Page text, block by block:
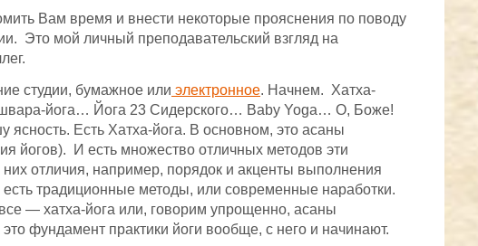
Вам время и внести некоторые прояснения по поводу
Это мой личный преподавательский взгляд на
студии, бумажное или электронное. Начнем. Хатха-
йога… Йога 23 Сидерского… Baby Yoga… О, Боже!
Есть Хатха-йога. В основном, это асаны
йогов). И есть множество отличных методов эти
отличия, например, порядок и акценты выполнения
традиционные методы, или современные наработки.
— хатха-йога или, говорим упрощенно, асаны
это фундамент практики йоги вообще, с него и начинают.